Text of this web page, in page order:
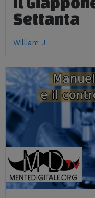
Settanta
William J